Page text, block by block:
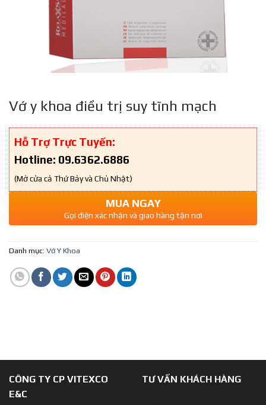
Vớ y khoa điều trị suy tĩnh mạch
Hỗ Trợ Trực Tuyến:
Hotline: 09.6362.6886
(Mở cửa cả Thứ Bảy và Chủ Nhật)
MUA NGAY
Gọi điện xác nhận và giao hàng tận nơi
Danh mục: Vớ Y Khoa
CÔNG TY CP VITEXCO
E&C
TƯ VẤN KHÁCH HÀNG